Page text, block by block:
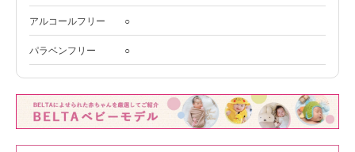
アルコールフリー ○
パラベンフリー ○